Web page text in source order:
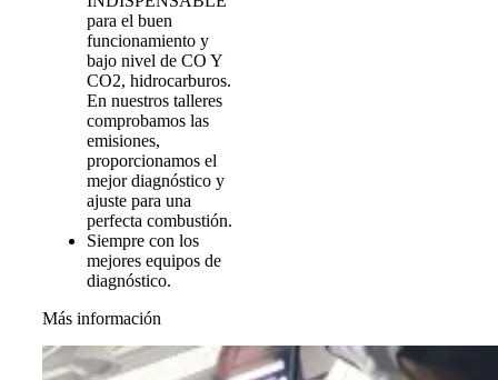
para el buen
funcionamiento y
bajo nivel de CO Y
CO2, hidrocarburos.
En nuestros talleres
comprobamos las
emisiones,
proporcionamos el
mejor diagnóstico y
ajuste para una
perfecta combustión.
Siempre con los
mejores equipos de
diagnóstico.
Más información